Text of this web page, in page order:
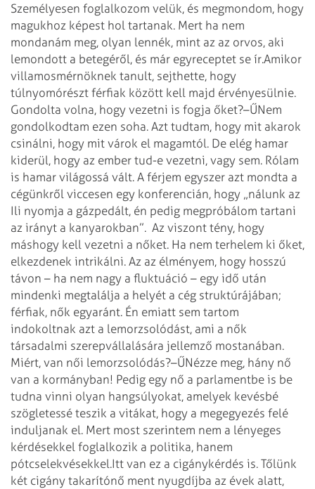
Személyesen foglalkozom velük, és megmondom, hogy
magukhoz képest hol tartanak. Mert ha nem
mondanám meg, olyan lennék, mint az az orvos, aki
lemondott a betegéről, és már egyreceptet se ír.Amikor
villamosmérnöknek tanult, sejthette, hogy
túlnyomórészt férfiak között kell majd érvényesülnie.
Gondolta volna, hogy vezetni is fogja őket?–ŰNem
gondolkodtam ezen soha. Azt tudtam, hogy mit akarok
csinálni, hogy mit várok el magamtól. De elég hamar
kiderül, hogy az ember tud-e vezetni, vagy sem. Rólam
is hamar világossá vált. A férjem egyszer azt mondta a
cégünkről viccesen egy konferencián, hogy „nálunk az
Ili nyomja a gázpedált, én pedig megpróbálom tartani
az irányt a kanyarokban”. Az viszont tény, hogy
máshogy kell vezetni a nőket. Ha nem terhelem ki őket,
elkezdenek intrikálni. Az az élményem, hogy hosszú
távon – ha nem nagy a fluktuáció – egy idő után
mindenki megtalálja a helyét a cég struktúrájában;
férfiak, nők egyaránt. Én emiatt sem tartom
indokoltnak azt a lemorzsolódást, ami a nők
társadalmi szerepvállalására jellemző mostanában.
Miért, van női lemorzsolódás?–ŰNézze meg, hány nő
van a kormányban! Pedig egy nő a parlamentbe is be
tudna vinni olyan hangsúlyokat, amelyek kevésbé
szögletessé teszik a vitákat, hogy a megegyezés felé
induljanak el. Mert most szerintem nem a lényeges
kérdésekkel foglalkozik a politika, hanem
pótcselekvésekkel.Itt van ez a cigánykérdés is. Tőlünk
két cigány takarítónő ment nyugdíjba az évek alatt,